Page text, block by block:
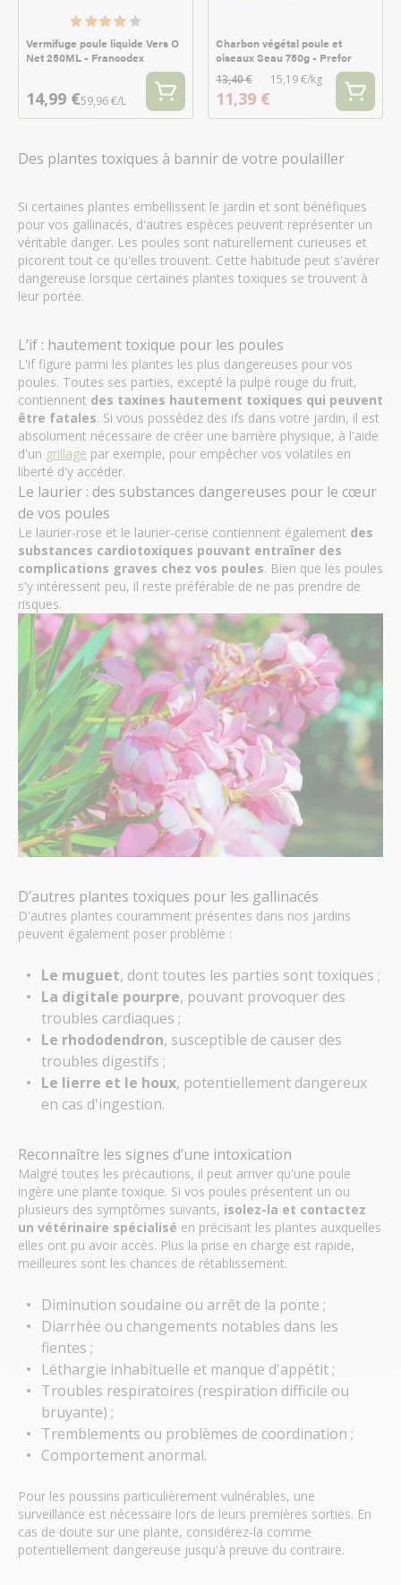
Vermifuge poule liquide Vers O
Net 250ML - Francodex
14,99 €59,96 €/L
Charbon végétal poule et
oiseaux Seau 750g - Prefor
13,40 €
11,39 €
15,19 €/kg
Des plantes toxiques à bannir de votre poulailler
Si certaines plantes embellissent le jardin et sont bénéfiques
pour vos gallinacés, d'autres espèces peuvent représenter un
véritable danger. Les poules sont naturellement curieuses et
picorent tout ce qu'elles trouvent. Cette habitude peut s'avérer
dangereuse lorsque certaines plantes toxiques se trouvent à
leur portée.
L’if : hautement toxique pour les poules
L'if figure parmi les plantes les plus dangereuses pour vos
poules. Toutes ses parties, excepté la pulpe rouge du fruit,
contiennent des taxines hautement toxiques qui peuvent
être fatales. Si vous possédez des ifs dans votre jardin, il est
absolument nécessaire de créer une barrière physique, à l'aide
d'un grillage par exemple, pour empêcher vos volatiles en
liberté d'y accéder.
Le laurier : des substances dangereuses pour le cœur
de vos poules
Le laurier-rose et le laurier-cerise contiennent également des
substances cardiotoxiques pouvant entraîner des
complications graves chez vos poules. Bien que les poules
s'y intéressent peu, il reste préférable de ne pas prendre de
risques.
D’autres plantes toxiques pour les gallinacés
D'autres plantes couramment présentes dans nos jardins
peuvent également poser problème :
Le muguet, dont toutes les parties sont toxiques ;
La digitale pourpre, pouvant provoquer des
troubles cardiaques ;
Le rhododendron, susceptible de causer des
troubles digestifs ;
Le lierre et le houx, potentiellement dangereux
en cas d'ingestion.
Reconnaître les signes d’une intoxication
Malgré toutes les précautions, il peut arriver qu'une poule
ingère une plante toxique. Si vos poules présentent un ou
plusieurs des symptômes suivants, isolez-la et contactez
un vétérinaire spécialisé en précisant les plantes auxquelles
elles ont pu avoir accès. Plus la prise en charge est rapide,
meilleures sont les chances de rétablissement.
Diminution soudaine ou arrêt de la ponte ;
Diarrhée ou changements notables dans les
fientes ;
Léthargie inhabituelle et manque d'appétit ;
Troubles respiratoires (respiration difficile ou
bruyante) ;
Tremblements ou problèmes de coordination ;
Comportement anormal.
Pour les poussins particulièrement vulnérables, une
surveillance est nécessaire lors de leurs premières sorties. En
cas de doute sur une plante, considérez-la comme
potentiellement dangereuse jusqu'à preuve du contraire.